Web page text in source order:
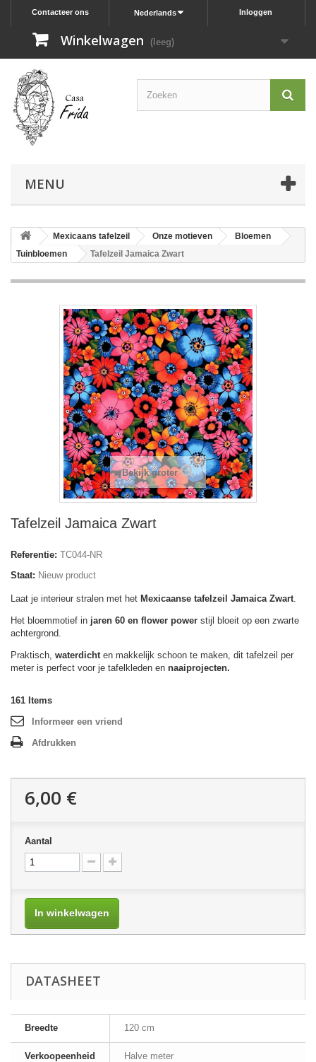
Inloggen
Nederlands
Contacteer ons
Winkelwagen (leeg)
MENU
Mexicaans tafelzeil Onze motieven
Bloemen
Tuinbloemen
Tafelzeil Jamaica Zwart
Bekijk groter
Tafelzeil Jamaica Zwart
Referentie: TC044-NR
Staat: Nieuw product
Laat je interieur stralen met het Mexicaanse tafelzeil Jamaica Zwart
Het bloemmotief in jaren 60 en flower power stijl bloeit op een zwarte
achtergrond.
Praktisch, waterdicht en makkelijk schoon te maken, dit tafelzeil per
meter is perfect voor je tafelkleden en naaiprojecten.
161 Items
Informeer een vriend
Afdrukken
6,00 €
Aantal
In winkelwagen
DATASHEET
Breedte 120 cm
Verkoopeenheid Halve meter